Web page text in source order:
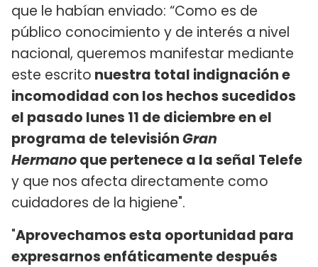
que le habían enviado: “Como es de
público conocimiento y de interés a nivel
nacional, queremos manifestar mediante
este escrito nuestra total indignación e
incomodidad con los hechos sucedidos
el pasado lunes 11 de diciembre en el
programa de televisiónGran
Hermanoque pertenece a la señal Telefe
y que nos afecta directamente como
cuidadores de la higiene".
"Aprovechamos esta oportunidad para
expresarnos enfáticamente después